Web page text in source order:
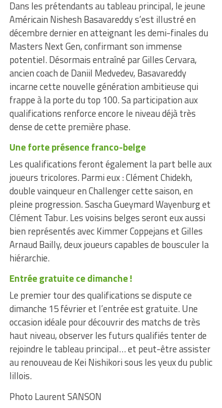
Dans les prétendants au tableau principal, le jeune
Américain Nishesh Basavareddy s’est illustré en
décembre dernier en atteignant les demi-finales du
Masters Next Gen, confirmant son immense
potentiel. Désormais entraîné par Gilles Cervara,
ancien coach de Daniil Medvedev, Basavareddy
incarne cette nouvelle génération ambitieuse qui
frappe à la porte du top 100. Sa participation aux
qualifications renforce encore le niveau déjà très
dense de cette première phase.
Une forte présence franco-belge
Les qualifications feront également la part belle aux
joueurs tricolores. Parmi eux : Clément Chidekh,
double vainqueur en Challenger cette saison, en
pleine progression. Sascha Gueymard Wayenburg et
Clément Tabur. Les voisins belges seront eux aussi
bien représentés avec Kimmer Coppejans et Gilles
Arnaud Bailly, deux joueurs capables de bousculer la
hiérarchie.
Entrée gratuite ce dimanche !
Le premier tour des qualifications se dispute ce
dimanche 15 février et l’entrée est gratuite. Une
occasion idéale pour découvrir des matchs de très
haut niveau, observer les futurs qualifiés tenter de
rejoindre le tableau principal… et peut-être assister
au renouveau de Kei Nishikori sous les yeux du public
lillois.
Photo Laurent SANSON